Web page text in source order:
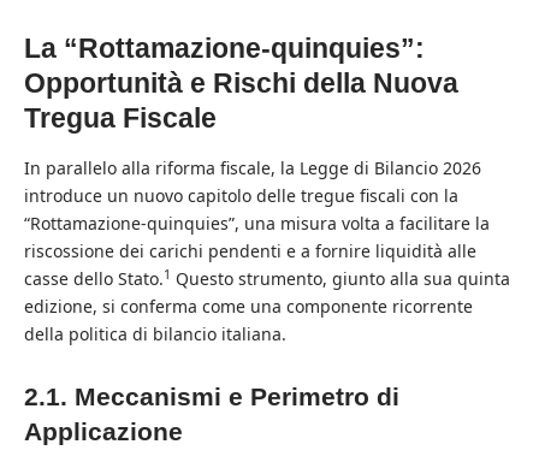
La “Rottamazione-quinquies”:
Opportunità e Rischi della Nuova
Tregua Fiscale
In parallelo alla riforma fiscale, la Legge di Bilancio 2026
introduce un nuovo capitolo delle tregue fiscali con la
“Rottamazione-quinquies”, una misura volta a facilitare la
riscossione dei carichi pendenti e a fornire liquidità alle
casse dello Stato.1 Questo strumento, giunto alla sua quinta
edizione, si conferma come una componente ricorrente
della politica di bilancio italiana.
2.1. Meccanismi e Perimetro di
Applicazione